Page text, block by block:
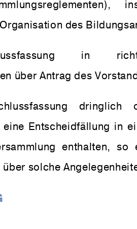
des
in
über Antrag des
Entscheidfällung in
enthalten, so
solche